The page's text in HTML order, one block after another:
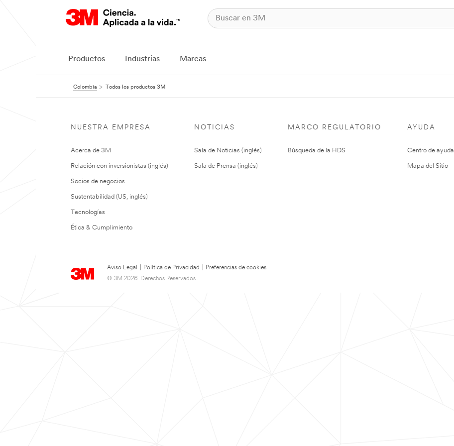
Productos Industrias Marcas
Colombia Todos los productos 3M
NUESTRA EMPRESA
Acerca de 3M
Relación con inversionistas (inglés)
Socios de negocios
Sustentabilidad (US, inglés)
Tecnologías
Ética & Cumplimiento
NOTICIAS
Sala de Noticias (inglés)
Sala de Prensa (inglés)
MARCO REGULATORIO
Búsqueda de la HDS
AYUDA
Centro de ayuda
Mapa del Sitio
Aviso Legal Política de Privacidad
Preferencias de cookies
© 3M 2026. Derechos Reservados.